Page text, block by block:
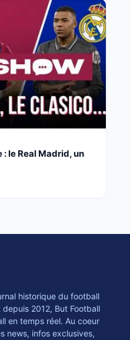
le Real Madrid, un
historique du football
2012, But Football
en temps réel. Au coeur
news, infos exclusives,